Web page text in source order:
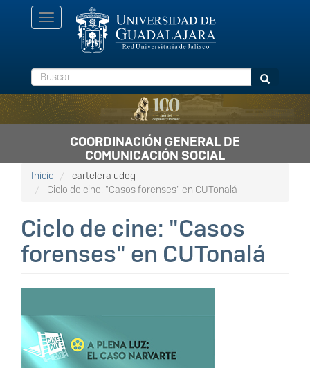
Toggle
navigation
Buscar Buscar
COORDINACIÓN GENERAL DE
COMUNICACIÓN SOCIAL
Inicio
cartelera udeg
Ciclo de cine: "Casos forenses" en CUTonalá
Ciclo de cine: "Casos
forenses" en CUTonalá